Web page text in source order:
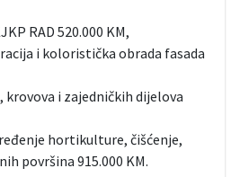
RAD 520.000 KM,
i koloristička obrada fasada
krovova i zajedničkih dijelova
hortikulture, čišćenje,
površina 915.000 KM.